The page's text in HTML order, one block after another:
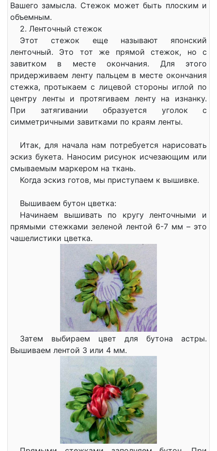
Вашего замысла. Стежок может быть плоским и
объемным.
2. Ленточный стежок
Этот стежок еще называют японский
ленточный. Это тот же прямой стежок, но с
завитком в месте окончания. Для этого
придерживаем ленту пальцем в месте окончания
стежка, протыкаем с лицевой стороны иглой по
центру ленты и протягиваем ленту на изнанку.
При затягивании образуется уголок с
симметричными завитками по краям ленты.
Итак, для начала нам потребуется нарисовать
эскиз букета. Наносим рисунок исчезающим или
смываемым маркером на ткань.
Когда эскиз готов, мы приступаем к вышивке.
Вышиваем бутон цветка:
Начинаем вышивать по кругу ленточными и
прямыми стежками зеленой лентой 6-7 мм – это
чашелистики цветка.
Затем выбираем цвет для бутона астры.
Вышиваем лентой 3 или 4 мм.